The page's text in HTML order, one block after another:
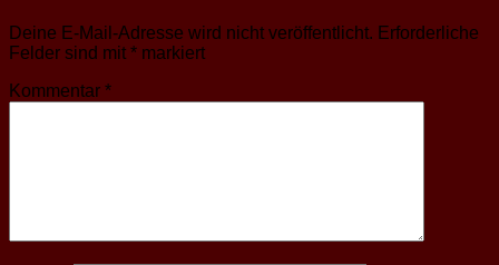
Deine E-Mail-Adresse wird nicht veröffentlicht. Erforderliche
Felder sind mit * markiert
Kommentar *